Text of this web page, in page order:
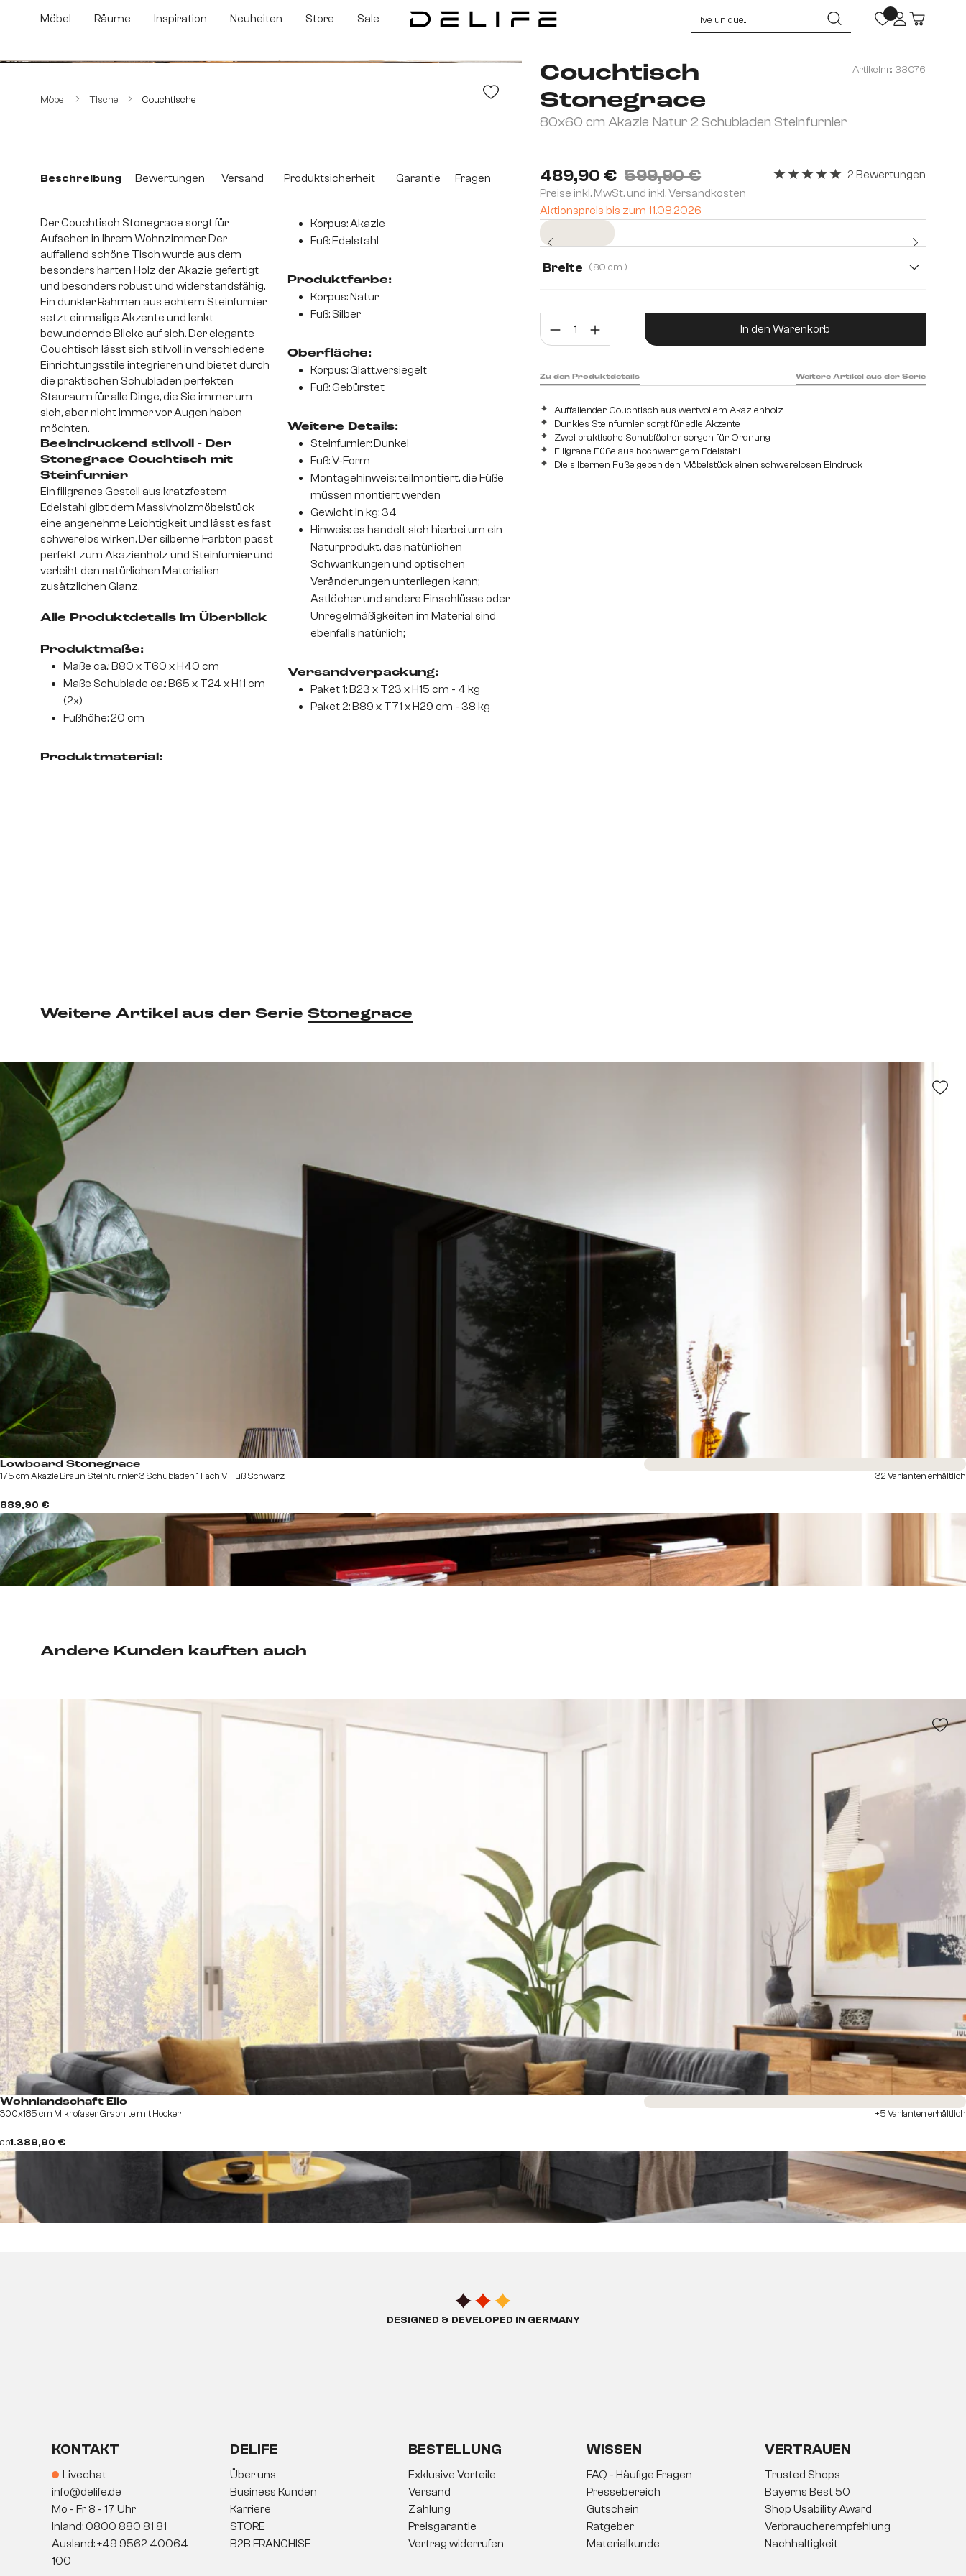
Hauptinhalt springen
Zur Suche springen
Zur Hauptnavigation springen
Möbel Räume Inspiration Neuheiten Store Sale
Möbel Tische Couchtische
Couchtisch
Stonegrace
80x60 cm Akazie Natur 2 Schubladen Steinfurnier
Artikelnr.: 33076
489,90 € 599,90 €
Preise inkl. MwSt. und inkl. Versandkosten
Aktionspreis bis zum 11.08.2026
2 Bewertungen
Breite ( 80 cm )
Produkt Anzahl: Gib den gewünschten Wert
In den Warenkorb
Auffallender Couchtisch aus wertvollem Akazienholz
Dunkles Steinfurnier sorgt für edle Akzente
Zwei praktische Schubfächer sorgen für Ordnung
Filigrane Füße aus hochwertigem Edelstahl
Die silbernen Füße geben den Möbelstück einen schwerelosen Eindruck
Zu den Produktdetails Weitere Artikel aus der Serie
Beschreibung Bewertungen Versand Produktsicherheit Garantie Fragen
Der Couchtisch Stonegrace sorgt für
Aufsehen in Ihrem Wohnzimmer. Der
auffallend schöne Tisch wurde aus dem
besonders harten Holz der Akazie gefertigt
und besonders robust und widerstandsfähig.
Ein dunkler Rahmen aus echtem Steinfurnier
setzt einmalige Akzente und lenkt
bewundernde Blicke auf sich. Der elegante
Couchtisch lässt sich stilvoll in verschiedene
Einrichtungsstile integrieren und bietet durch
die praktischen Schubladen perfekten
Stauraum für alle Dinge, die Sie immer um
sich, aber nicht immer vor Augen haben
möchten.
Beeindruckend stilvoll - Der
Stonegrace Couchtisch mit
Steinfurnier
Ein filigranes Gestell aus kratzfestem
Edelstahl gibt dem Massivholzmöbelstück
eine angenehme Leichtigkeit und lässt es fast
schwerelos wirken. Der silberne Farbton passt
perfekt zum Akazienholz und Steinfurnier und
verleiht den natürlichen Materialien
zusätzlichen Glanz.
Alle Produktdetails im Überblick
Produktmaße:
Maße ca.: B80 x T60 x H40 cm
Maße Schublade ca.: B65 x T24 x H11 cm
(2x)
Fußhöhe: 20 cm
Produktmaterial:
Korpus: Akazie
Fuß: Edelstahl
Produktfarbe:
Korpus: Natur
Fuß: Silber
Oberfläche:
Korpus: Glatt,versiegelt
Fuß: Gebürstet
Weitere Details:
Steinfurnier: Dunkel
Fuß: V-Form
Montagehinweis: teilmontiert, die Füße
müssen montiert werden
Gewicht in kg: 34
Hinweis: es handelt sich hierbei um ein
Naturprodukt, das natürlichen
Schwankungen und optischen
Veränderungen unterliegen kann;
Astlöcher und andere Einschlüsse oder
Unregelmäßigkeiten im Material sind
ebenfalls natürlich;
Versandverpackung:
Paket 1: B23 x T23 x H15 cm - 4 kg
Paket 2: B89 x T71 x H29 cm - 38 kg
Andere Kunden kauften auch
Wohnlandschaft Elio
300x185 cm Mikrofaser Graphite mit Hocker
ab1.389,90 €
Sofort versandfertig
+5 Varianten erhältlich
Weitere Artikel aus der Serie Stonegrace
Lowboard Stonegrace
175 cm Akazie Braun Steinfurnier 3 Schubladen 1 Fach V-Fuß Schwarz
889,90 €
Sofort versandfertig
+32 Varianten erhältlich
DESIGNED & DEVELOPED IN GERMANY
KONTAKT
Livechat
info@delife.de
Mo - Fr 8 - 17 Uhr
Inland: 0800 880 81 81
Ausland: +49 9562 40064
100
DELIFE
Über uns
Business Kunden
Karriere
STORE
B2B FRANCHISE
BESTELLUNG
Exklusive Vorteile
Versand
Zahlung
Preisgarantie
Vertrag widerrufen
WISSEN
FAQ - Häufige Fragen
Pressebereich
Gutschein
Ratgeber
Materialkunde
VERTRAUEN
Trusted Shops
Bayerns Best 50
Shop Usability Award
Verbraucherempfehlung
Nachhaltigkeit